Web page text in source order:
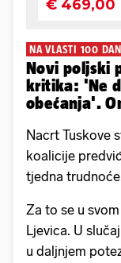
NA VLASTI 100
Novi poljski
kritika: 'Ne
obećanja'.
Nacrt Tuskove
koalicije
tjedna
Za to se u
Ljevica. U
u daljnjem